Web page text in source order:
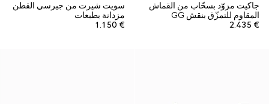
جاكيت مزوّد بسحّاب من القماش
المقاوم للتمزّق بنقش GG
€ 2.435
سويت شيرت من جيرسي القطن
مزدانة بطبعات
€ 1.150